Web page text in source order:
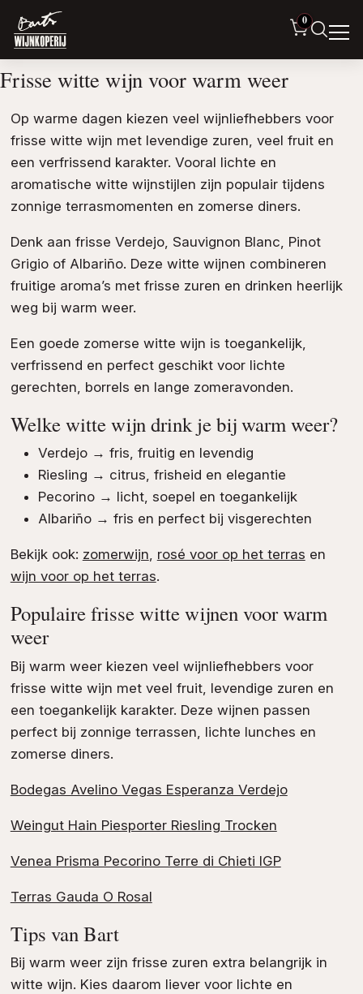
0
Frisse witte wijn voor warm weer
Op warme dagen kiezen veel wijnliefhebbers voor
frisse witte wijn met levendige zuren, veel fruit en
een verfrissend karakter. Vooral lichte en
aromatische witte wijnstijlen zijn populair tijdens
zonnige terrasmomenten en zomerse diners.
Denk aan frisse Verdejo, Sauvignon Blanc, Pinot
Grigio of Albariño. Deze witte wijnen combineren
fruitige aroma’s met frisse zuren en drinken heerlijk
weg bij warm weer.
Een goede zomerse witte wijn is toegankelijk,
verfrissend en perfect geschikt voor lichte
gerechten, borrels en lange zomeravonden.
Welke witte wijn drink je bij warm weer?
Verdejo→ fris, fruitig en levendig
Riesling → citrus, frisheid en elegantie
Pecorino→ licht, soepel en toegankelijk
Albariño→ fris en perfect bij visgerechten
Bekijk ook: zomerwijn, rosé voor op het terras en
wijn voor op het terras.
Populaire frisse witte wijnen voor warm
weer
Bij warm weer kiezen veel wijnliefhebbers voor
frisse witte wijn met veel fruit, levendige zuren en
een toegankelijk karakter. Deze wijnen passen
perfect bij zonnige terrassen, lichte lunches en
zomerse diners.
Bodegas Avelino Vegas Esperanza Verdejo
Weingut Hain Piesporter Riesling Trocken
Venea Prisma Pecorino Terre di Chieti IGP
Terras Gauda O Rosal
Tips van Bart
Bij warm weer zijn frisse zuren extra belangrijk in
witte wijn. Kies daarom liever voor lichte en